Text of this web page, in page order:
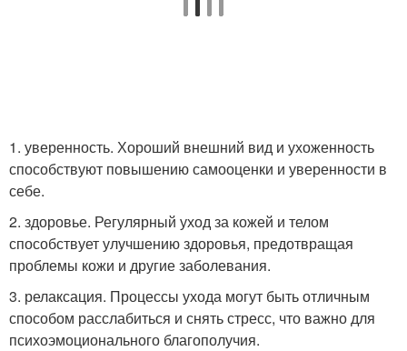
1. уверенность. Хороший внешний вид и ухоженность
способствуют повышению самооценки и уверенности в
себе.
2. здоровье. Регулярный уход за кожей и телом
способствует улучшению здоровья, предотвращая
проблемы кожи и другие заболевания.
3. релаксация. Процессы ухода могут быть отличным
способом расслабиться и снять стресс, что важно для
психоэмоционального благополучия.